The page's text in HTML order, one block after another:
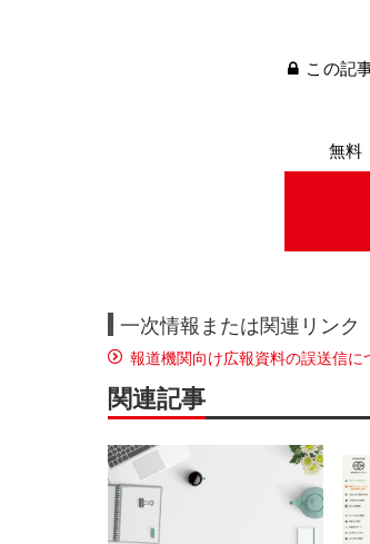
この記
無料
一次情報または関連リンク
報道機関向け広報資料の誤送信に
関連記事